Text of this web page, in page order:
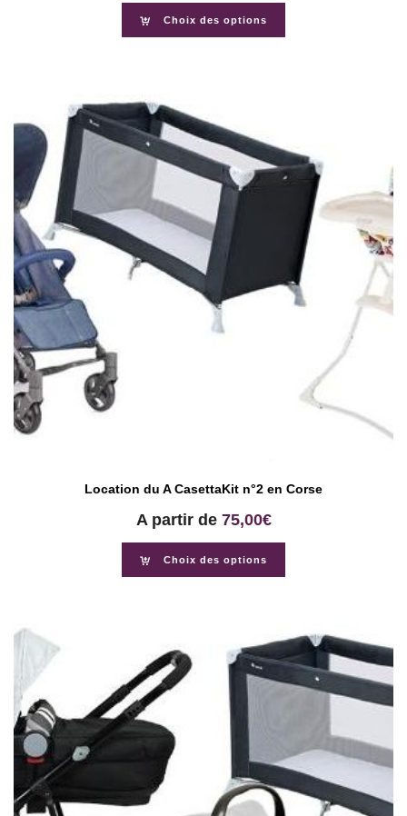
Choix des options
Location du A CasettaKit n°2 en Corse
A partir de 75,00€
Choix des options